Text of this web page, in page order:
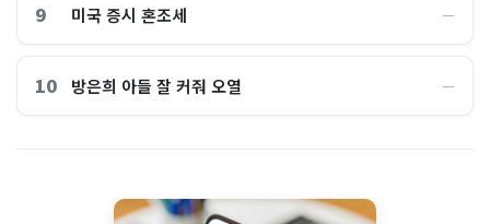
9 미국 증시 혼조세 ―
10 방은희 아들 잘 커줘 오열 ―